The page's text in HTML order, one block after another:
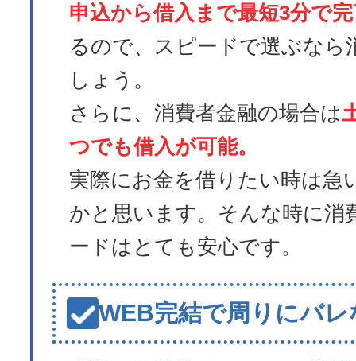
申込から借入まで最短3分で
るので、スピードで選ぶなら
しょう。
さらに、消費者金融の場合は
つでも借入が可能。
実際にお金を借りたい時は急
かと思います。そんな時に消
ードはとても安心です。
WEB完結で周りにバレ